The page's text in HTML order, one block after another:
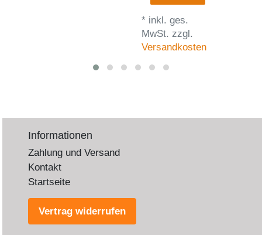
* inkl. ges.
MwSt. zzgl.
Versandkosten
Informationen
Zahlung und Versand
Kontakt
Startseite
Vertrag widerrufen